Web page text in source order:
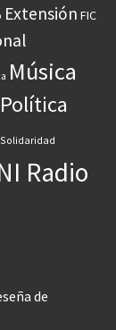
Extensión FIC
Música
Política
Solidaridad
Radio
de